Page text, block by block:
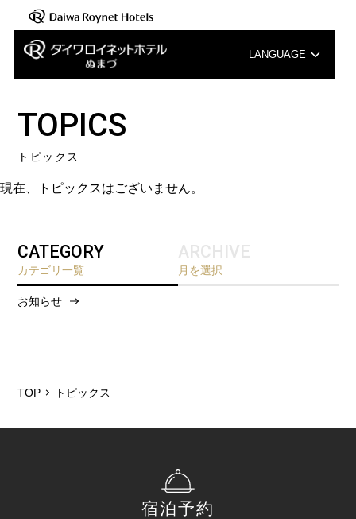
LANGUAGE
TOPICS
トピックス
現在、トピックスはございません。
CATEGORY
カテゴリ一覧
お知らせ
ARCHIVE
月を選択
2025/12
TOP トピックス
宿泊予約